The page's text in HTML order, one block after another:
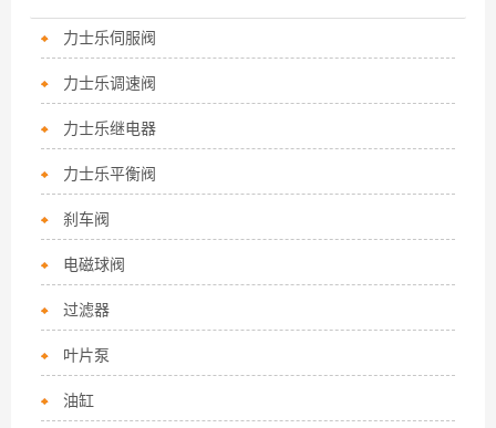
力士乐伺服阀
力士乐调速阀
力士乐继电器
力士乐平衡阀
刹车阀
电磁球阀
过滤器
叶片泵
油缸